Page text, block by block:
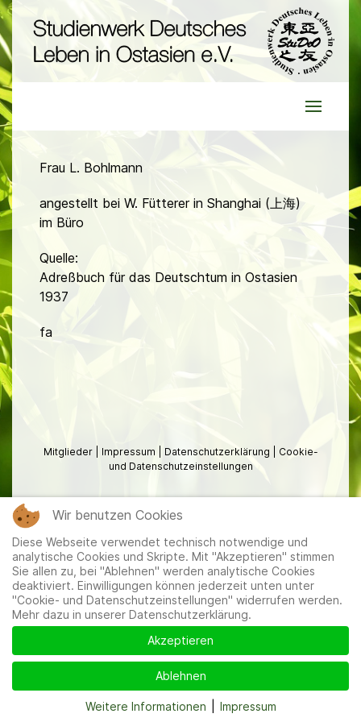
Frau L. Bohlmann
angestellt bei W. Fütterer in Shanghai (上海)
im Büro
Quelle:
Adreßbuch für das Deutschtum in Ostasien
1937
fa
Mitglieder Impressum Datenschutzerklärung
Cookie-
und Datenschutzeinstellungen
Wir benutzen Cookies
Diese Webseite verwendet technisch notwendige und
analytische Cookies und Skripte. Mit "Akzeptieren" stimmen
Sie allen zu, bei "Ablehnen" werden analytische Cookies
deaktiviert. Einwilligungen können jederzeit unten unter
"Cookie- und Datenschutzeinstellungen" widerrufen werden.
Mehr dazu in unserer Datenschutzerklärung.
Akzeptieren
Ablehnen
Weitere Informationen Impressum